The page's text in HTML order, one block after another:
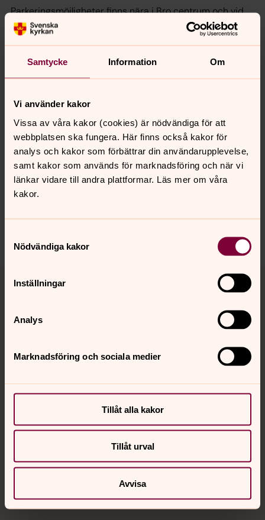
Samtycke Information Om
Vi använder kakor
Vissa av våra kakor (cookies) är nödvändiga för att
webbplatsen ska fungera. Här finns också kakor för
analys och kakor som förbättrar din användarupplevelse,
samt kakor som används för marknadsföring och när vi
länkar vidare till andra plattformar. Läs mer om våra
kakor.
Nödvändiga kakor
Inställningar
Analys
Marknadsföring och sociala medier
Tillåt alla kakor
Tillåt urval
Avvisa
Parkeringsmöjligheter finns nära i Bro centrum och vid
stationen.
Frågor:
Saga Trampus, pedagog - barn och familj
telefon: 08-584 808 88
Senast ändrad 10 november 2025
Synpunkter eller frågor på sidans
innehåll?
Hitta snabbt
Sociala kanaler